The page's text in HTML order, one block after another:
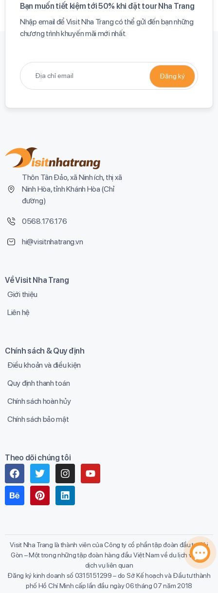
Bạn muốn tiết kiệm tới 50% khi đặt tour Nha Trang​
Nhập email để Visit Nha Trang có thể gửi đến bạn những
chương trình khuyến mãi mới nhất.​
Thôn Tân Đảo, xã Ninh ích, thị xã
Ninh Hòa, tỉnh Khánh Hòa (Chỉ
đường)
0568.176.176
hi@visitnhatrang.vn
Về Visit Nha Trang
Giới thiệu
Liên hệ
Chính sách & Quy định
Điều khoản và điều kiện
Quy định thanh toán
Chính sách hoàn hủy
Chính sách bảo mật
Theo dõi chúng tôi
Visit Nha Trang là thành viên của Công ty cổ phần tập đoàn đầu tư Sài
Gòn – Một trong những tập đoàn hàng đầu Việt Nam về du lịch và các
dịch vụ liên quan
Đăng ký kinh doanh số 0315151299 – do Sở Kế hoạch và Đầu tư thành
phố Hồ Chí Minh cấp lần đầu ngày 06 tháng 07 năm 2018